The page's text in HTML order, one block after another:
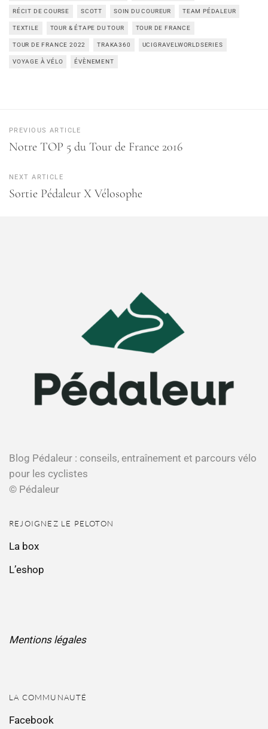
RÉCIT DE COURSE SCOTT SOIN DU COUREUR TEAM PÉDALEUR
TEXTILE TOUR & ÉTAPE DU TOUR TOUR DE FRANCE
TOUR DE FRANCE 2022 TRAKA360 UCIGRAVELWORLDSERIES
VOYAGE À VÉLO ÉVÈNEMENT
PREVIOUS ARTICLE
Notre TOP 5 du Tour de France 2016
NEXT ARTICLE
Sortie Pédaleur X Vélosophe
Blog Pédaleur : conseils, entraînement et parcours vélo
pour les cyclistes
© Pédaleur
REJOIGNEZ LE PELOTON
La box
L’eshop
Mentions légales
LA COMMUNAUTÉ
Facebook